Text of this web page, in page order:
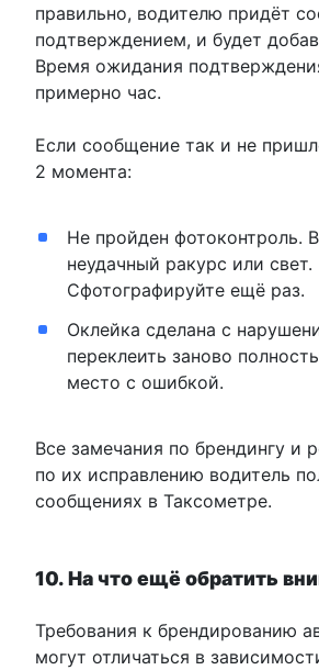
правильно, водителю придёт
подтверждением, и будет
Время ожидания
примерно час.
Если сообщение так и не
2 момента:
Не пройден фотоконтроль.
неудачный ракурс или свет.
Сфотографируйте ещё раз.
Оклейка сделана с
переклеить заново
место с ошибкой.
Все замечания по брендингу и
по их исправлению водитель
сообщениях в Таксометре.
10. На что ещё обратить
Требования к брендированию
могут отличаться в